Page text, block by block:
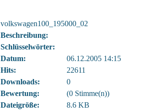
volkswagen100_195000_02
Beschreibung:
Schlüsselwörter:
Datum:
06.12.2005 14:15
Hits:
22611
Downloads:
0
Bewertung:
(0 Stimme(n))
Dateigröße:
8.6 KB